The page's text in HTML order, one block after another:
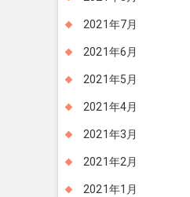
2021年7月
2021年6月
2021年5月
2021年4月
2021年3月
2021年2月
2021年1月